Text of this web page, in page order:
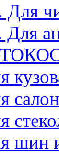
Для
Для
шин